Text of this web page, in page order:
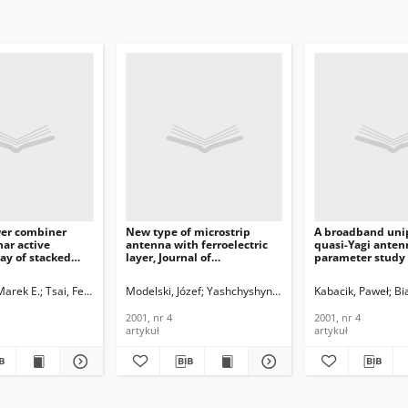
combiner
active
of stacked
E. Tsai, Feng-Chi E.
New type of microstrip
antenna with ferroelectric
layer, Journal of
2001, nr 4
Modelski, Józef Yashchyshyn, Yevhen
2001, nr 4
artykuł
A broadband
quasi-Yagi
parameter study
2001, nr 4
Kabacik, Paweł
2001, nr 4
artykuł